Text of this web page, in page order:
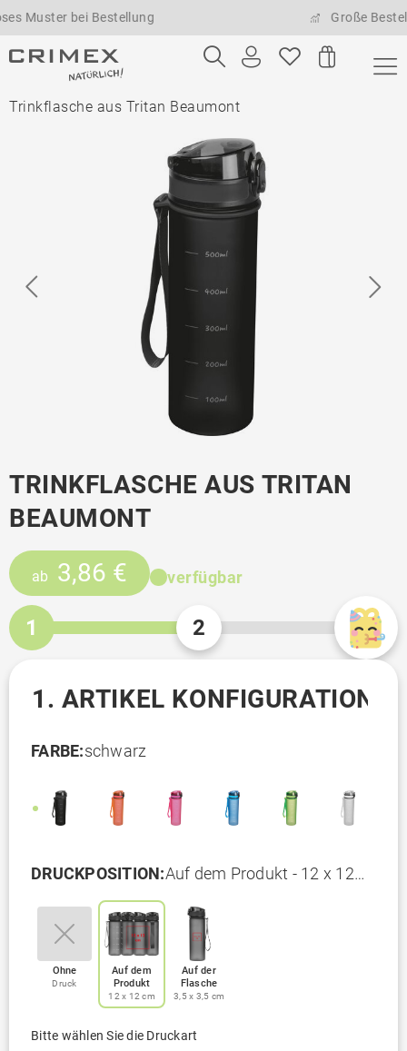
bei Bestellung Große
Trinkflasche aus Tritan Beaumont
TRINKFLASCHE AUS TRITAN
BEAUMONT
ab 3,86 € verfügbar
1 2
1. ARTIKEL KONFIGURATION
FARBE:schwarz
DRUCKPOSITION:Auf dem Produkt - 12 x 12
Ohne
Druck
Auf dem
Produkt
12 x 12 cm
Auf der
Flasche
3,5 x 3,5 cm
Bitte wählen Sie die Druckart